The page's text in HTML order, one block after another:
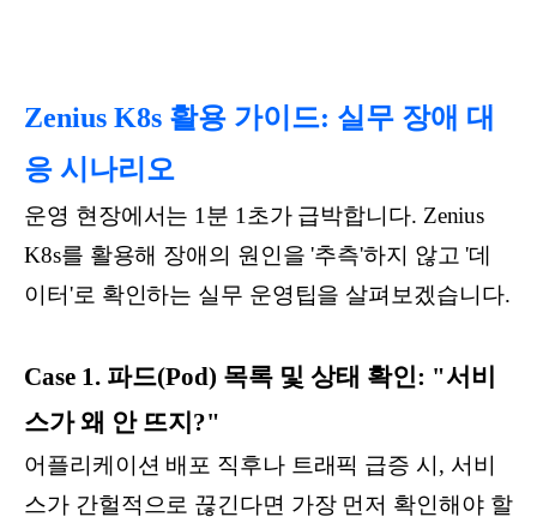
Zenius K8s 활용 가이드: 실무 장애 대
응 시나리오
운영 현장에서는 1분 1초가 급박합니다. Zenius
K8s를 활용해 장애의 원인을 '추측'하지 않고 '데
이터'로 확인하는 실무 운영팁을 살펴보겠습니다.
Case 1. 파드(Pod) 목록 및 상태 확인: "서비
스가 왜 안 뜨지?"
어플리케이션 배포 직후나 트래픽 급증 시, 서비
스가 간헐적으로 끊긴다면 가장 먼저 확인해야 할